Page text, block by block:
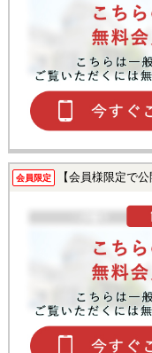
会員限定 【会員様限定で公